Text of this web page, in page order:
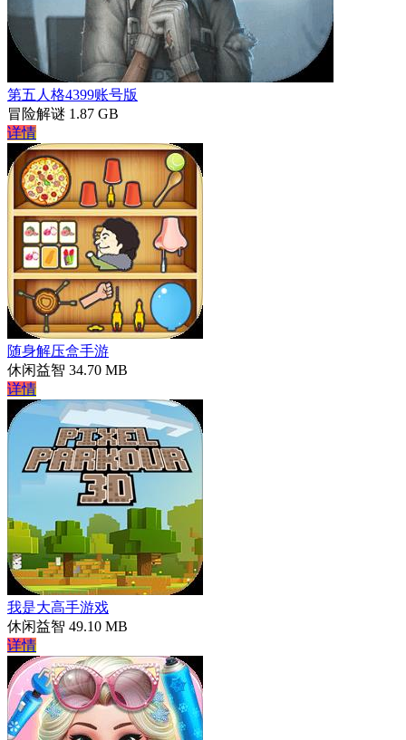
第五人格4399账号版
冒险解谜 1.87 GB
详情
随身解压盒手游
休闲益智 34.70 MB
详情
我是大高手游戏
休闲益智 49.10 MB
详情